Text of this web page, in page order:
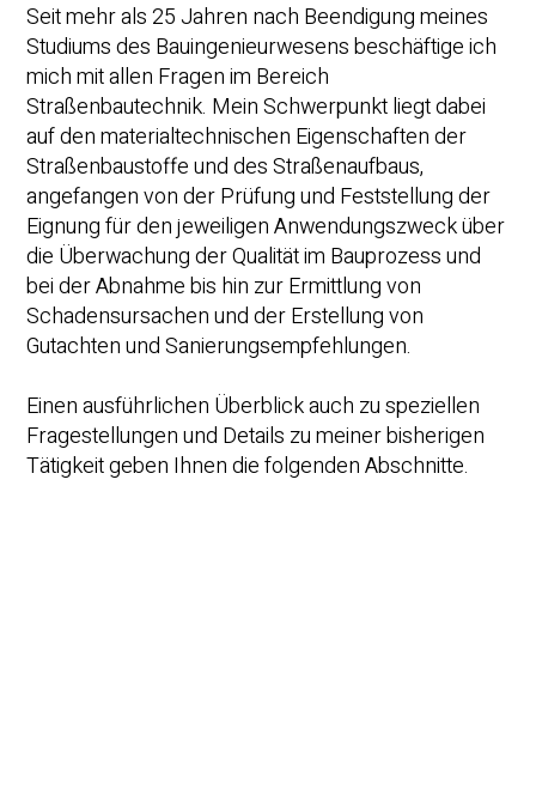
Seit mehr als 25 Jahren nach Beendigung meines
Studiums des Bauingenieurwesens beschäftige ich
mich mit allen Fragen im Bereich
Straßenbautechnik. Mein Schwerpunkt liegt dabei
auf den materialtechnischen Eigenschaften der
Straßenbaustoffe und des Straßenaufbaus,
angefangen von der Prüfung und Feststellung der
Eignung für den jeweiligen Anwendungszweck über
die Überwachung der Qualität im Bauprozess und
bei der Abnahme bis hin zur Ermittlung von
Schadensursachen und der Erstellung von
Gutachten und Sanierungsempfehlungen.
Einen ausführlichen Überblick auch zu speziellen
Fragestellungen und Details zu meiner bisherigen
Tätigkeit geben Ihnen die folgenden Abschnitte.